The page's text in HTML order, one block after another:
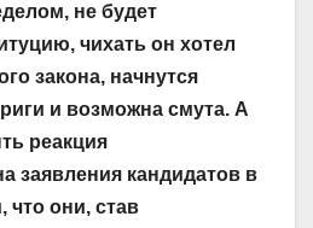
не будет
чихать он хотел
закона, начнутся
и возможна смута. А
реакция
заявления кандидатов в
что они, став